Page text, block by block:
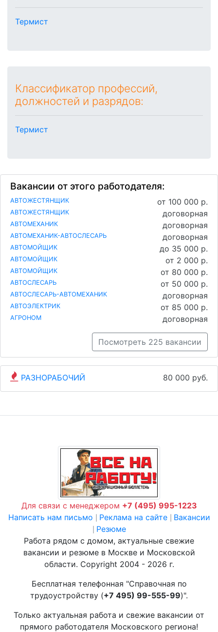
Термист
Классификатор профессий,
должностей и разрядов:
Термист
Вакансии от этого работодателя:
АВТОЖЕСТЯНЩИК от 100 000 р.
АВТОЖЕСТЯНЩИК договорная
АВТОМЕХАНИК договорная
АВТОМЕХАНИК-АВТОСЛЕСАРЬ договорная
АВТОМОЙЩИК до 35 000 р.
АВТОМОЙЩИК от 2 000 р.
АВТОМОЙЩИК от 80 000 р.
АВТОСЛЕСАРЬ от 50 000 р.
АВТОСЛЕСАРЬ-АВТОМЕХАНИК договорная
АВТОЭЛЕКТРИК от 85 000 р.
АГРОНОМ договорная
Посмотреть 225 вакансии
РАЗНОРАБОЧИЙ 80 000 руб.
Для связи с менеджером +7 (495) 995-1223
Написать нам письмо
Реклама на сайте Вакансии
Резюме
Работа рядом с домом, актуальные свежие
вакансии и резюме в Москве и Московской
области. Copyright 2004 - 2026 г.
Бесплатная телефонная "Справочная по
трудоустройству (+7 495) 99-555-99)".
Только актуальная работа и свежие вакансии от
прямого работодателя Московского региона!